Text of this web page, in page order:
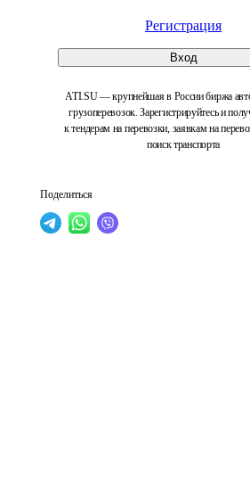
Регистрация
Вход
ATI.SU — крупнейшая в России биржа
грузоперевозок. Зарегистрируйтесь и
к тендерам на перевозки, заявкам на
поиск транспорта
Поделиться